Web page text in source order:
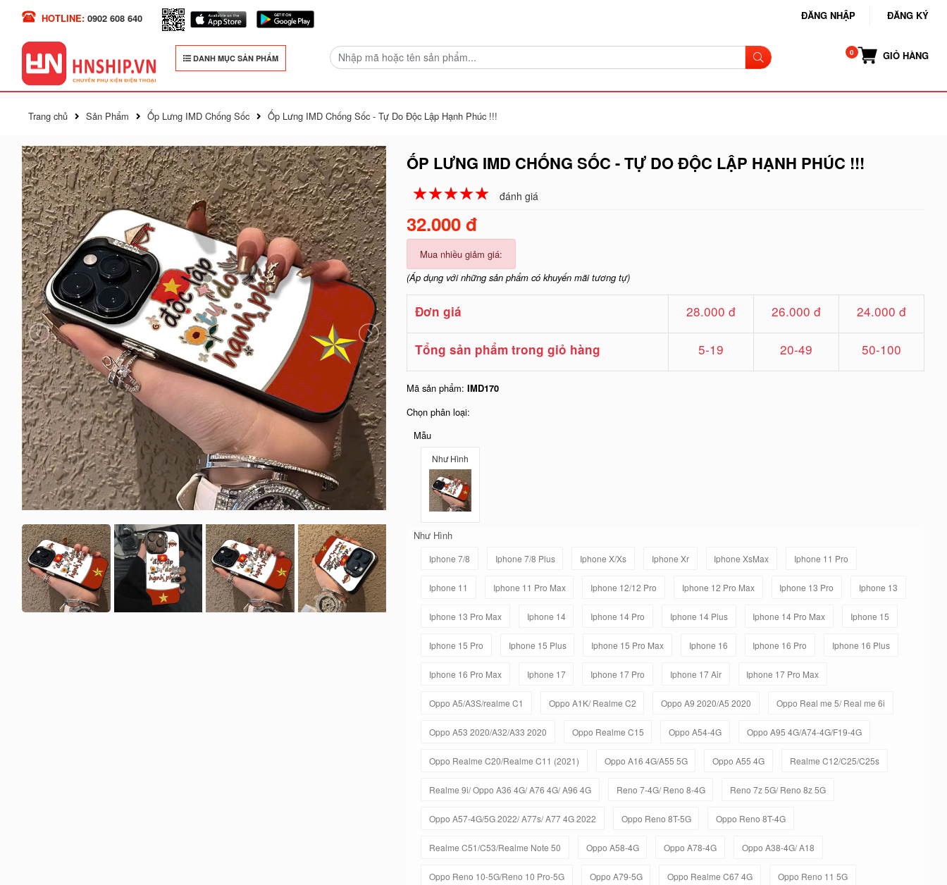
HOTLINE: 0902 608 640 ĐĂNG NHẬP ĐĂNG KÝ
DANH MỤC SẢN PHẨM GIỎ HÀNG
Trang chủ Sản Phẩm Ốp Lưng IMD Chống Sốc Ốp Lưng IMD Chống Sốc - Tự Do Độc Lập Hạnh Phúc !!!
ỐP LƯNG IMD CHỐNG SỐC - TỰ DO ĐỘC LẬP HẠNH PHÚC !!!
☆☆☆☆☆
★★★★★ đánh giá
32.000 đ
Mua nhiều giảm giá:
(Áp dụng với những sản phẩm có khuyến mãi tương tự)
Đơn giá 28.000 đ 26.000 đ 24.000 đ
Tổng sản phẩm trong giỏ hàng 5-19 20-49 50-100
Mã sản phẩm:IMD170
Chọn phân loại:
Mẫu
Như Hình
Như Hình
Iphone 7/8 Iphone 7/8 Plus Iphone X/Xs Iphone Xr Iphone XsMax Iphone 11 Pro
Iphone 11 Iphone 11 Pro Max Iphone 12/12 Pro Iphone 12 Pro Max Iphone 13 Pro Iphone 13
Iphone 13 Pro Max Iphone 14 Iphone 14 Pro Iphone 14 Plus Iphone 14 Pro Max Iphone 15
Iphone 15 Pro Iphone 15 Plus Iphone 15 Pro Max Iphone 16 Iphone 16 Pro Iphone 16 Plus
Iphone 16 Pro Max Iphone 17 Iphone 17 Pro Iphone 17 Air Iphone 17 Pro Max
Oppo A5/A3S/realme C1 Oppo A1K/ Realme C2 Oppo A9 2020/A5 2020 Oppo Real me 5/ Real me 6i
Oppo A53 2020/A32/A33 2020 Oppo Realme C15 Oppo A54-4G Oppo A95 4G/A74-4G/F19-4G
Oppo Realme C20/Realme C11 (2021) Oppo A16 4G/A55 5G Oppo A55 4G Realme C12/C25/C25s
Realme 9i/ Oppo A36 4G/ A76 4G/ A96 4G Reno 7-4G/ Reno 8-4G Reno 7z 5G/ Reno 8z 5G
Oppo A57-4G/5G 2022/ A77s/ A77 4G 2022 Oppo Reno 8T-5G Oppo Reno 8T-4G
Realme C51/C53/Realme Note 50 Oppo A58-4G Oppo A78-4G Oppo A38-4G/ A18
Oppo Reno 10-5G/Reno 10 Pro-5G Oppo A79-5G Oppo Realme C67 4G Oppo Reno 11 5G